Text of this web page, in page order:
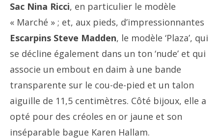
Sac Nina Ricci, en particulier le modèle
« Marché » ; et, aux pieds, d’impressionnantes
Escarpins Steve Madden, le modèle ‘Plaza’, qui
se décline également dans un ton ‘nude’ et qui
associe un embout en daim à une bande
transparente sur le cou-de-pied et un talon
aiguille de 11,5 centimètres. Côté bijoux, elle a
opté pour des créoles en or jaune et son
inséparable bague Karen Hallam.